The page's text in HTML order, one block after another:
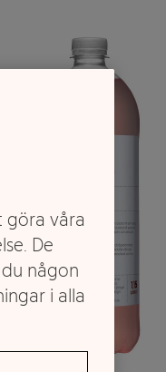
göra våra
De
någon
i alla